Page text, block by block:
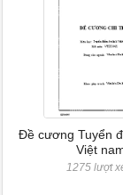
Đề cương Tuyển
Việt
1275 lượt